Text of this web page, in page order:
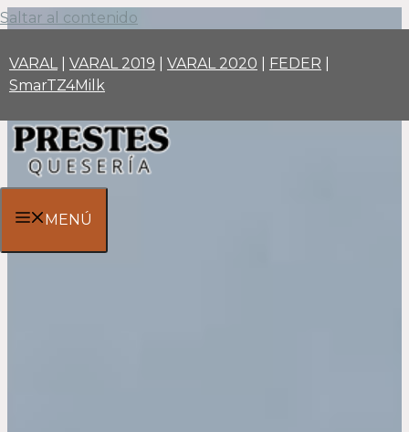
Saltar al contenido
VARAL| VARAL 2019 VARAL 2020 FEDER
SmarTZ4Milk
MENÚ